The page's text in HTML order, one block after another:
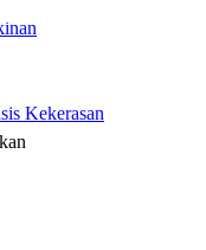
Kekerasan